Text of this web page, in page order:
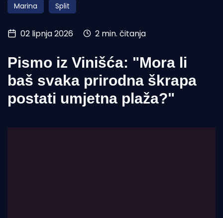
Turizam i nautika
Pomorstvo
Ekologija
Tradicija i kultura
Marina Split
02 lipnja 2026 2 min. čitanja
Pismo iz Vinišća: "Mora li baš
svaka prirodna škrapa
postati umjetna plaža?"